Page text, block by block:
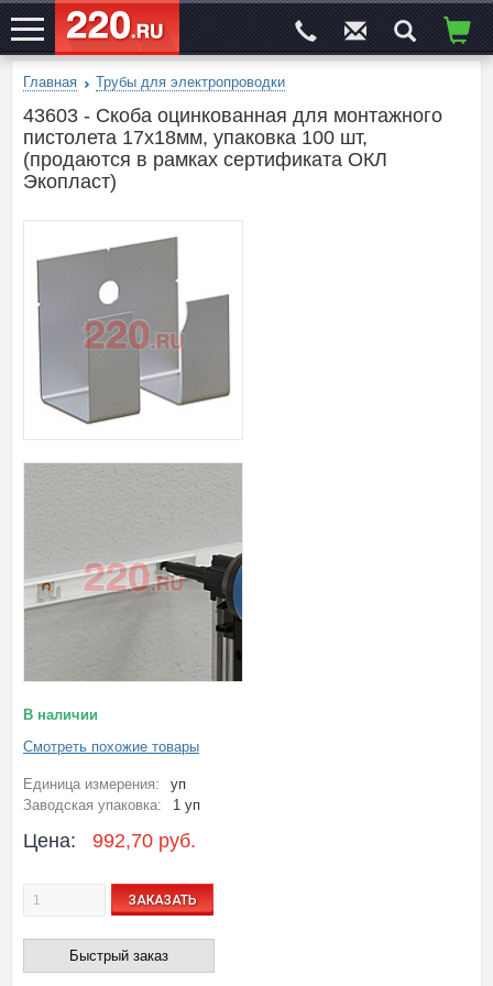
ЭЛЕКТРОСАЙТ№1
Главная Трубы для электропроводки
43603 - Скоба оцинкованная для монтажного
пистолета 17х18мм, упаковка 100 шт,
(продаются в рамках сертификата ОКЛ
Экопласт)
В наличии
Смотреть похожие товары
Единица измерения:
уп
Заводская упаковка:
1 уп
Цена: 992,70 руб.
ЗАКАЗАТЬ
Быстрый заказ